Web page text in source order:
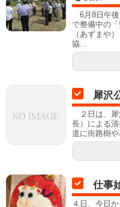
6月8日午後
で整備中の
（あずまや
協...
犀沢
２日は、犀
長）による
道に街路樹
仕事
４日、今日